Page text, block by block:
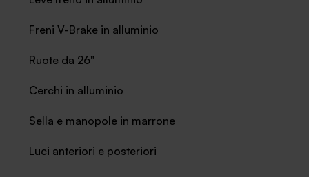
Freni V-Brake in alluminio
Ruote da 26"
Cerchi in alluminio
Sella e manopole in marrone
Luci anteriori e posteriori